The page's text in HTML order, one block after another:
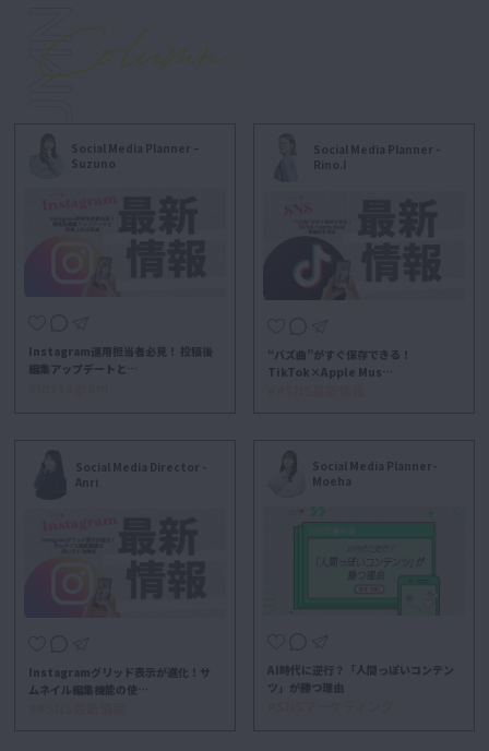
Social Media Planner –
Suzuno
Instagram運用担当者必見！ 投稿後
編集アップデートと…
Social Media Planner -
Rino.I
“バズ曲”がすぐ保存できる！
TikTok×Apple Mus…
Social Media Director -
Anri
Instagramグリッド表示が進化！サ
ムネイル編集機能の使…
Social Media Planner-
Moeha
AI時代に逆行？「人間っぽいコンテン
ツ」が勝つ理由